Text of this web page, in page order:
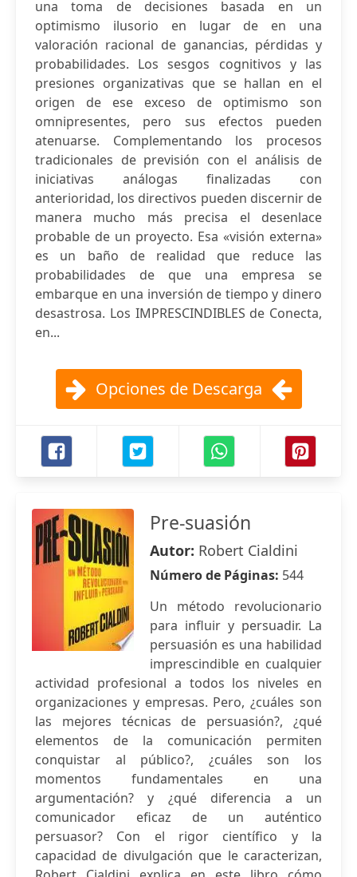
una toma de decisiones basada en un
optimismo ilusorio en lugar de en una
valoración racional de ganancias, pérdidas y
probabilidades. Los sesgos cognitivos y las
presiones organizativas que se hallan en el
origen de ese exceso de optimismo son
omnipresentes, pero sus efectos pueden
atenuarse. Complementando los procesos
tradicionales de previsión con el análisis de
iniciativas análogas finalizadas con
anterioridad, los directivos pueden discernir de
manera mucho más precisa el desenlace
probable de un proyecto. Esa «visión externa»
es un baño de realidad que reduce las
probabilidades de que una empresa se
embarque en una inversión de tiempo y dinero
desastrosa. Los IMPRESCINDIBLES de Conecta,
en...
Opciones de Descarga
Pre-suasión
Autor: Robert Cialdini
Número de Páginas: 544
Un método revolucionario
para influir y persuadir. La
persuasión es una habilidad
imprescindible en cualquier
actividad profesional a todos los niveles en
organizaciones y empresas. Pero, ¿cuáles son
las mejores técnicas de persuasión?, ¿qué
elementos de la comunicación permiten
conquistar al público?, ¿cuáles son los
momentos fundamentales en una
argumentación? y ¿qué diferencia a un
comunicador eficaz de un auténtico
persuasor? Con el rigor científico y la
capacidad de divulgación que le caracterizan,